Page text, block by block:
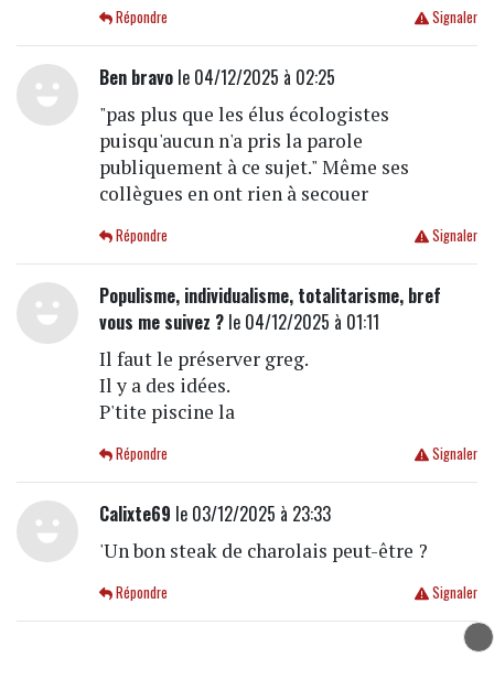
Signaler
Répondre
Ben bravole 04/12/2025 à 02:25
"pas plus que les élus écologistes
puisqu'aucun n'a pris la parole
publiquement à ce sujet." Même ses
collègues en ont rien à secouer
Signaler
Répondre
Populisme, individualisme, totalitarisme, bref
vous me suivez ?le 04/12/2025 à 01:11
Il faut le préserver greg.
Il y a des idées.
P'tite piscine la
Signaler
Répondre
Calixte69 le 03/12/2025 à 23:33
'Un bon steak de charolais peut-être ?
Signaler
Répondre